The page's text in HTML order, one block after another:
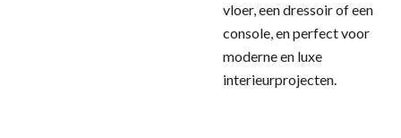
vloer, een dressoir of een
console, en perfect voor
moderne en luxe
interieurprojecten.